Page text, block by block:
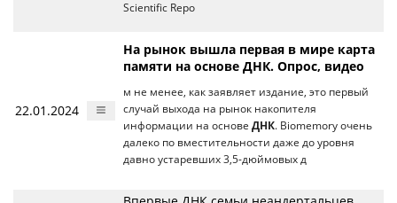
Scientific Repo
22.01.2024
На рынок вышла первая в мире карта
памяти на основе ДНК. Опрос, видео
м не менее, как заявляет издание, это первый
случай выхода на рынок накопителя
информации на основе ДНК. Biomemory очень
далеко по вместительности даже до уровня
давно устаревших 3,5-дюймовых д